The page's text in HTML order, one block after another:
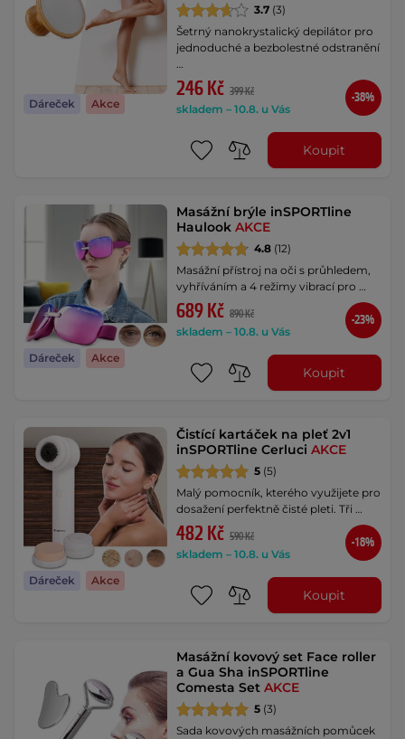
Dáreček Akce
3.7 (3)
Šetrný nanokrystalický depilátor pro
jednoduché a bezbolestné odstranění
…
246 Kč 399 Kč
skladem – 10.8. u Vás
-38%
Koupit
Dáreček Akce
Masážní brýle inSPORTline
HaulookAKCE
4.8 (12)
Masážní přístroj na oči s průhledem,
vyhříváním a 4 režimy vibrací pro …
689 Kč 890 Kč
skladem – 10.8. u Vás
-23%
Koupit
Dáreček Akce
Čistící kartáček na pleť 2v1
inSPORTline CerluciAKCE
5 (5)
Malý pomocník, kterého využijete pro
dosažení perfektně čisté pleti. Tři …
482 Kč 590 Kč
skladem – 10.8. u Vás
-18%
Koupit
Masážní kovový set Face roller
a Gua Sha inSPORTline
Comesta SetAKCE
5 (3)
Sada kovových masážních pomůcek